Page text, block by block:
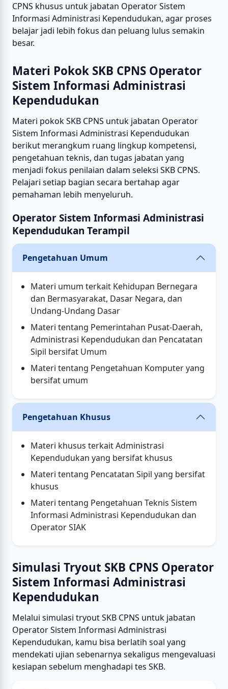
CPNS khusus untuk jabatan Operator Sistem
Informasi Administrasi Kependudukan, agar proses
belajar jadi lebih fokus dan peluang lulus semakin
besar.
Materi Pokok SKB CPNS Operator
Sistem Informasi Administrasi
Kependudukan
Materi pokok SKB CPNS untuk jabatan Operator
Sistem Informasi Administrasi Kependudukan
berikut merangkum ruang lingkup kompetensi,
pengetahuan teknis, dan tugas jabatan yang
menjadi fokus penilaian dalam seleksi SKB CPNS.
Pelajari setiap bagian secara bertahap agar
pemahaman lebih menyeluruh.
Operator Sistem Informasi Administrasi
Kependudukan Terampil
Pengetahuan Umum
Materi umum terkait Kehidupan Bernegara
dan Bermasyarakat, Dasar Negara, dan
Undang-Undang Dasar
Materi tentang Pemerintahan Pusat-Daerah,
Administrasi Kependudukan dan Pencatatan
Sipil bersifat Umum
Materi tentang Pengetahuan Komputer yang
bersifat umum
Pengetahuan Khusus
Materi khusus terkait Administrasi
Kependudukan yang bersifat khusus
Materi tentang Pencatatan Sipil yang bersifat
khusus
Materi tentang Pengetahuan Teknis Sistem
Informasi Administrasi Kependudukan dan
Operator SIAK
Simulasi Tryout SKB CPNS Operator
Sistem Informasi Administrasi
Kependudukan
Melalui simulasi tryout SKB CPNS untuk jabatan
Operator Sistem Informasi Administrasi
Kependudukan, kamu bisa berlatih soal yang
mendekati ujian sebenarnya sekaligus mengevaluasi
kesiapan sebelum menghadapi tes SKB.